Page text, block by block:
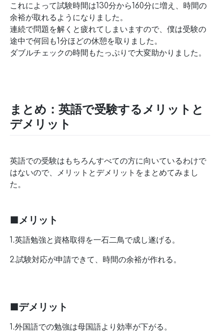
これによって試験時間は130分から160分に増え、時間の
余裕が取れるようになりました。
連続で問題を解くと疲れてしまいますので、僕は受験の
途中で何回も1分ほどの休憩を取りました。
ダブルチェックの時間もたっぷりで大変助かりました。
まとめ：英語で受験するメリットと
デメリット
英語での受験はもちろんすべての方に向いているわけで
はないので、メリットとデメリットをまとめてみまし
た。
■メリット
1.英語勉強と資格取得を一石二鳥で成し遂げる。
2.試験対応が申請できて、時間の余裕が作れる。
■デメリット
1.外国語での勉強は母国語より効率が下がる。